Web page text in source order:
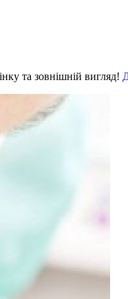
та зовнішній вигляд!